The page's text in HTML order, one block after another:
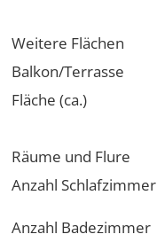
Weitere Flächen
Balkon/Terrasse
Fläche (ca.)
Räume und Flure
Anzahl Schlafzimmer
Anzahl Badezimmer